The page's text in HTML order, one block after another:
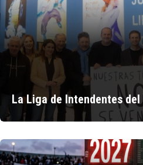
La Liga de Intendentes